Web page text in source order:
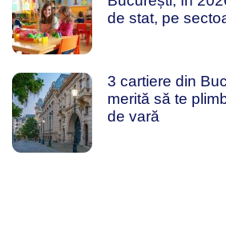
de stat, pe
3 cartiere din
merită să te
de vară